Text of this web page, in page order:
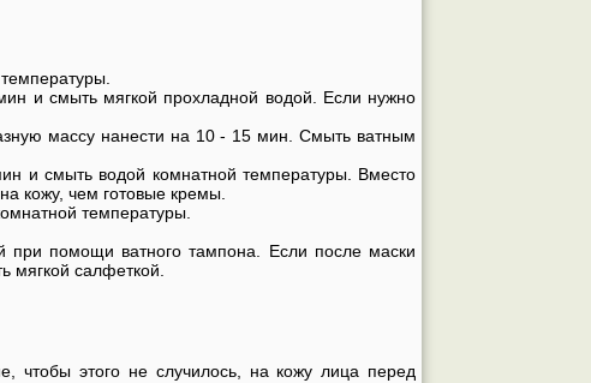
и смыть мягкой прохладной водой. Если нужно
массу нанести на 10 - 15 мин. Смыть ватным
и смыть водой комнатной температуры. Вместо
кожу, чем готовые кремы.
температуры.
помощи ватного тампона. Если после маски
мягкой салфеткой.
чтобы этого не случилось, на кожу лица перед